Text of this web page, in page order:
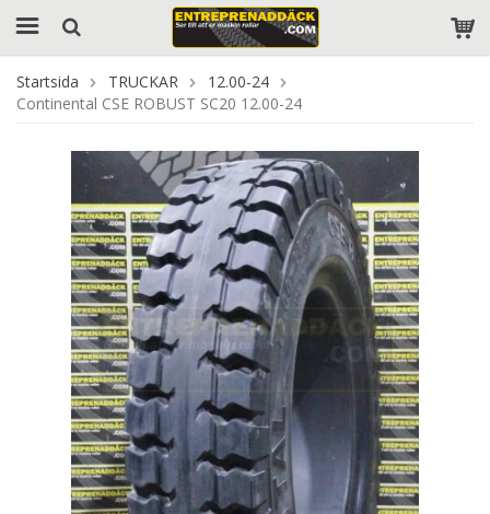
Startsida TRUCKAR
12.00-24
Continental CSE ROBUST SC20 12.00-24